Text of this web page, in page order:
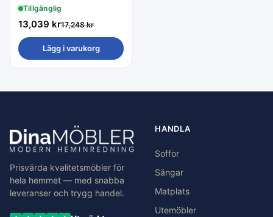
Tillgänglig
13,039 kr17,248kr
Lägg i varukorg
Prisvärda kvalitetsmöbler för
hela hemmet — med snabba
leveranser och trygg handel.
HANDLA
Soffor
Sängar
Matplats
Utemöbler